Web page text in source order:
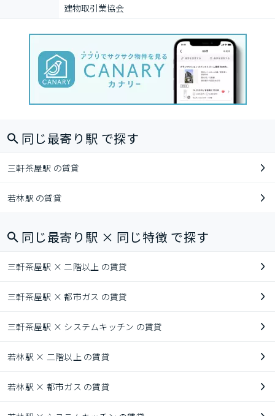
建物取引業協会
同じ最寄り駅 で探す
三軒茶屋駅 の賃貸
若林駅 の賃貸
同じ最寄り駅 × 同じ特徴 で探す
三軒茶屋駅 × 二階以上 の賃貸
三軒茶屋駅 × 都市ガス の賃貸
三軒茶屋駅 × システムキッチン の賃貸
若林駅 × 二階以上 の賃貸
若林駅 × 都市ガス の賃貸